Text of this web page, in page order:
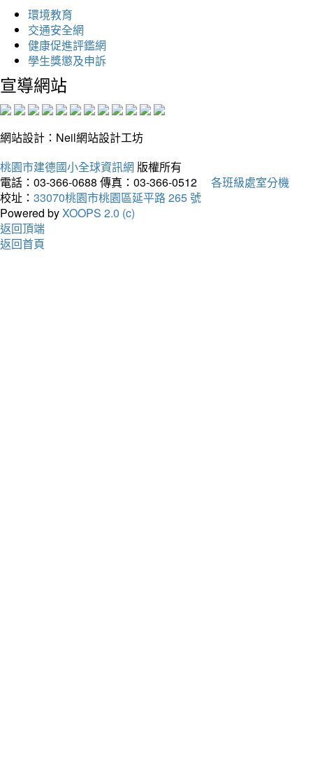
環境教育
交通安全網
健康促進評鑑網
學生獎懲及申訴
宣導網站
網站設計：Neil網站設計工坊
桃園市建德國小全球資訊網 版權所有
電話：03-366-0688 傳真：03-366-0512
各班級處室分機
校址： 33070桃園市桃園區延平路 265 號
Powered byXOOPS 2.0 (c)
返回頂端
返回首頁